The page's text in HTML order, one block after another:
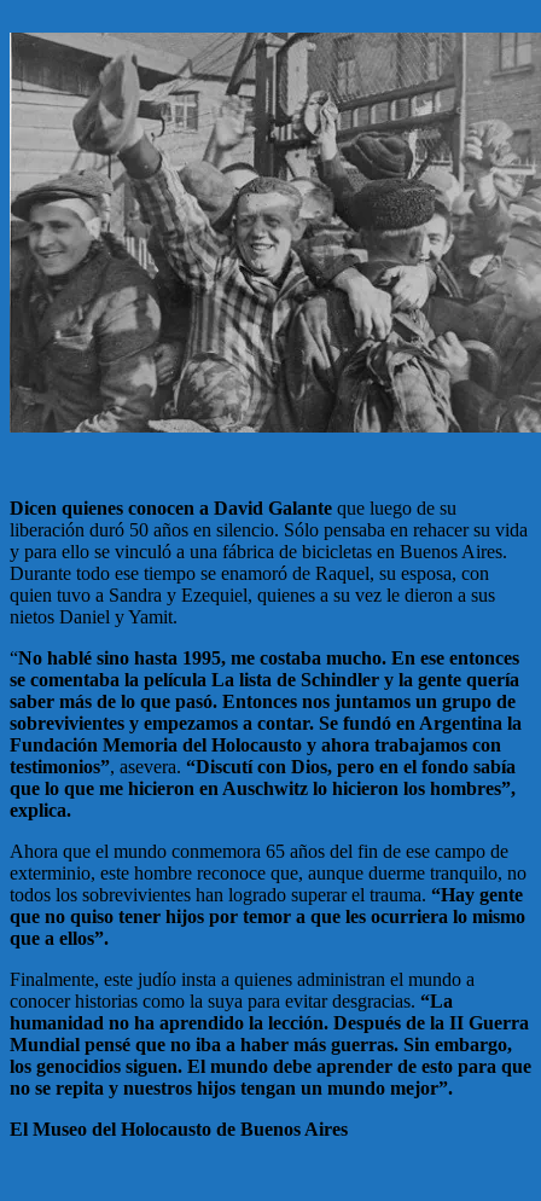
Dicen quienes conocen a David Galante que luego de su
liberación duró 50 años en silencio. Sólo pensaba en rehacer su vida
y para ello se vinculó a una fábrica de bicicletas en Buenos Aires.
Durante todo ese tiempo se enamoró de Raquel, su esposa, con
quien tuvo a Sandra y Ezequiel, quienes a su vez le dieron a sus
nietos Daniel y Yamit.
“No hablé sino hasta 1995, me costaba mucho. En ese entonces
se comentaba la película La lista de Schindler y la gente quería
saber más de lo que pasó. Entonces nos juntamos un grupo de
sobrevivientes y empezamos a contar. Se fundó en Argentina la
Fundación Memoria del Holocausto y ahora trabajamos con
testimonios”, asevera. “Discutí con Dios, pero en el fondo sabía
que lo que me hicieron en Auschwitz lo hicieron los hombres”,
explica.
Ahora que el mundo conmemora 65 años del fin de ese campo de
exterminio, este hombre reconoce que, aunque duerme tranquilo, no
todos los sobrevivientes han logrado superar el trauma. “Hay gente
que no quiso tener hijos por temor a que les ocurriera lo mismo
que a ellos”.
Finalmente, este judío insta a quienes administran el mundo a
conocer historias como la suya para evitar desgracias. “La
humanidad no ha aprendido la lección. Después de la II Guerra
Mundial pensé que no iba a haber más guerras. Sin embargo,
los genocidios siguen. El mundo debe aprender de esto para que
no se repita y nuestros hijos tengan un mundo mejor”.
El Museo del Holocausto de Buenos Aires